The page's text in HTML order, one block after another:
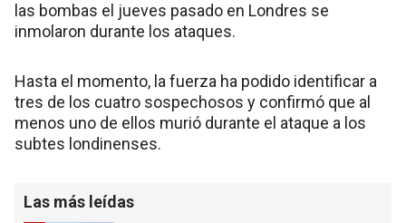
las bombas el jueves pasado en Londres se
inmolaron durante los ataques.
Hasta el momento, la fuerza ha podido identificar a
tres de los cuatro sospechosos y confirmó que al
menos uno de ellos murió durante el ataque a los
subtes londinenses.
Las más leídas